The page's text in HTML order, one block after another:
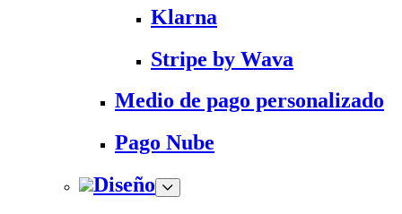
Klarna
Stripe by Wava
Medio de pago personalizado
Pago Nube
Diseño